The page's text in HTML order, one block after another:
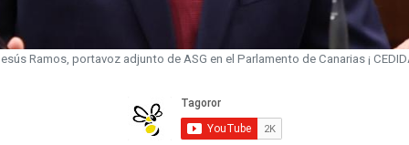
Ramos, portavoz adjunto de ASG en el Parlamento de Canarias ¡